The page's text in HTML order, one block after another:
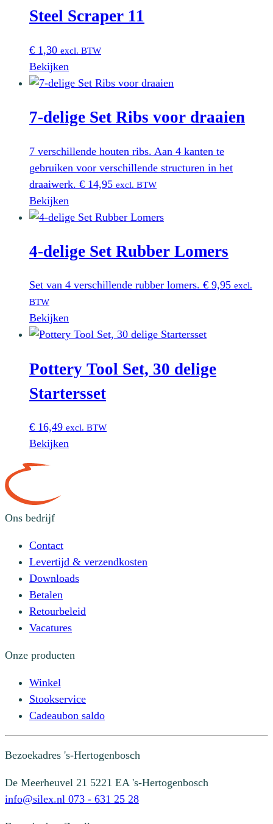
Steel Scraper 11
€ 1,30 excl. BTW
Bekijken
7-delige Set Ribs voor draaien
7 verschillende houten ribs. Aan 4 kanten te
gebruiken voor verschillende structuren in het
draaiwerk. € 14,95 excl. BTW
Bekijken
4-delige Set Rubber Lomers
Set van 4 verschillende rubber lomers. € 9,95 excl.
BTW
Bekijken
Pottery Tool Set, 30 delige
Startersset
€ 16,49 excl. BTW
Bekijken
Ons bedrijf
Contact
Levertijd & verzendkosten
Downloads
Betalen
Retourbeleid
Vacatures
Onze producten
Winkel
Stookservice
Cadeaubon saldo
Bezoekadres 's-Hertogenbosch
De Meerheuvel 21 5221 EA 's-Hertogenbosch
info@silex.nl 073 - 631 25 28